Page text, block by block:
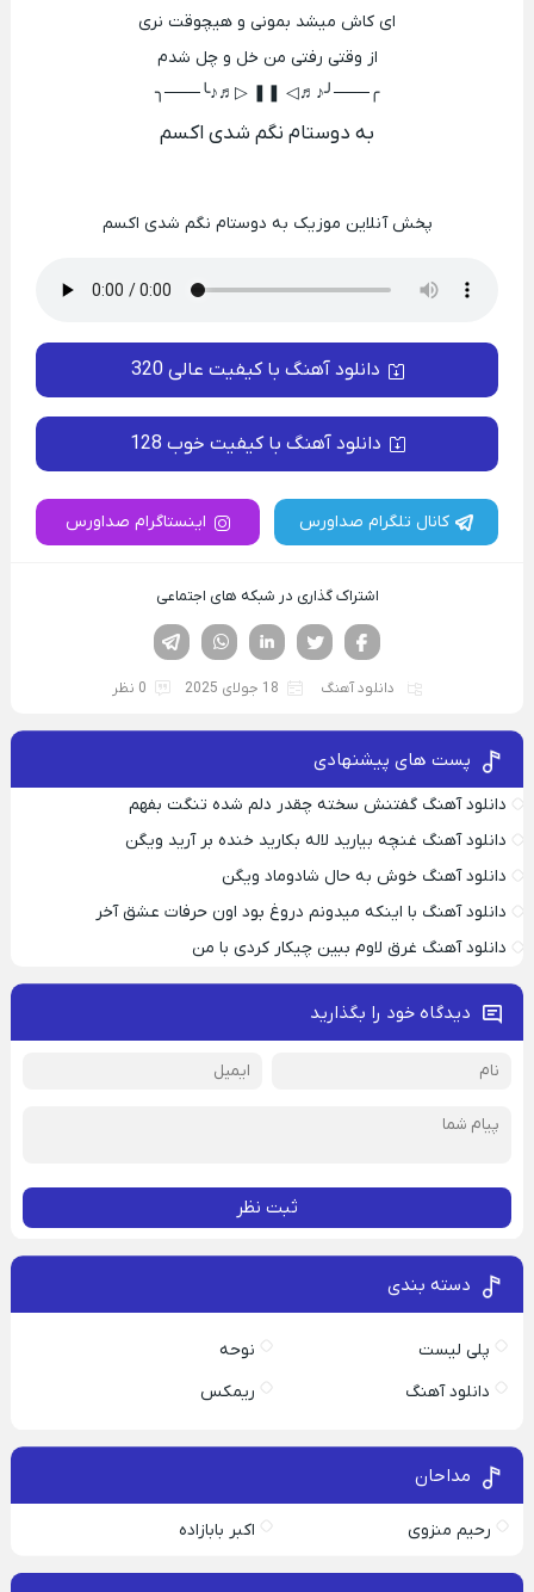
ای‌ کاش میشد بمونی و هیچوقت نری
از وقتی رفتی من خل و چل شدم
╭───╯♪♬◁ ❚❚ ▷♬♪╰───╮
به دوستام نگم شدی اکسم
پخش آنلاین موزیک به دوستام نگم شدی اکسم
دانلود آهنگ با کیفیت عالی 320
دانلود آهنگ با کیفیت خوب 128
کانال تلگرام صداورس اینستاگرام صداورس
اشتراک گذاری در شبکه های اجتماعی
لینکدین تویتر
فیسوک
دانلود آهنگ 18 جولای 2025 0 نظر
پست های پیشنهادی
دانلود آهنگ گفتنش سخته چقدر دلم شده تنگت بفهم
دانلود آهنگ غنچه بیارید لاله بکارید خنده بر آرید ویگن
دانلود آهنگ خوش به حال شادوماد ویگن
دانلود آهنگ با اینکه میدونم دروغ بود اون حرفات عشق آخر
دانلود آهنگ غرق لاوم ببین چیکار کردی با من
دیدگاه خود را بگذارید
ثبت نظر
دسته بندی
پلی لیست
نوحه
دانلود آهنگ
ریمکس
مداحان
رحیم منزوی اکبر بابازاده